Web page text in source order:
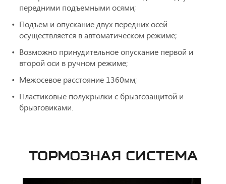
передними подъемными осями;
Подъем и опускание двух передних осей
осуществляется в автоматическом режиме;
Возможно принудительное опускание первой и
второй оси в ручном режиме;
Межосевое расстояние 1360мм;
Пластиковые полукрылки с брызгозащитой и
брызговиками.
ТОРМОЗНАЯ СИСТЕМА